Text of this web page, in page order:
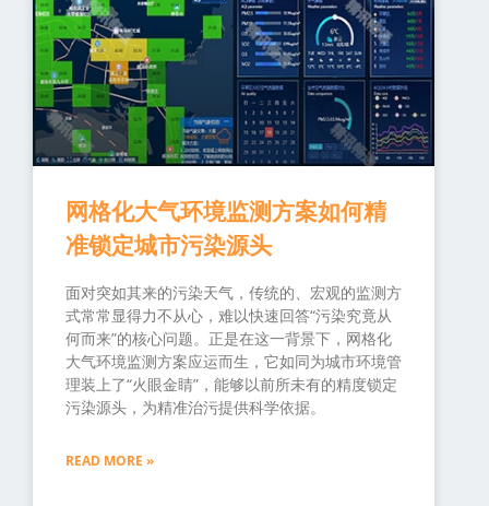
网格化大气环境监测方案如何精
准锁定城市污染源头
面对突如其来的污染天气，传统的、宏观的监测方
式常常显得力不从心，难以快速回答“污染究竟从
何而来”的核心问题。正是在这一背景下，网格化
大气环境监测方案应运而生，它如同为城市环境管
理装上了“火眼金睛”，能够以前所未有的精度锁定
污染源头，为精准治污提供科学依据。
READ MORE »